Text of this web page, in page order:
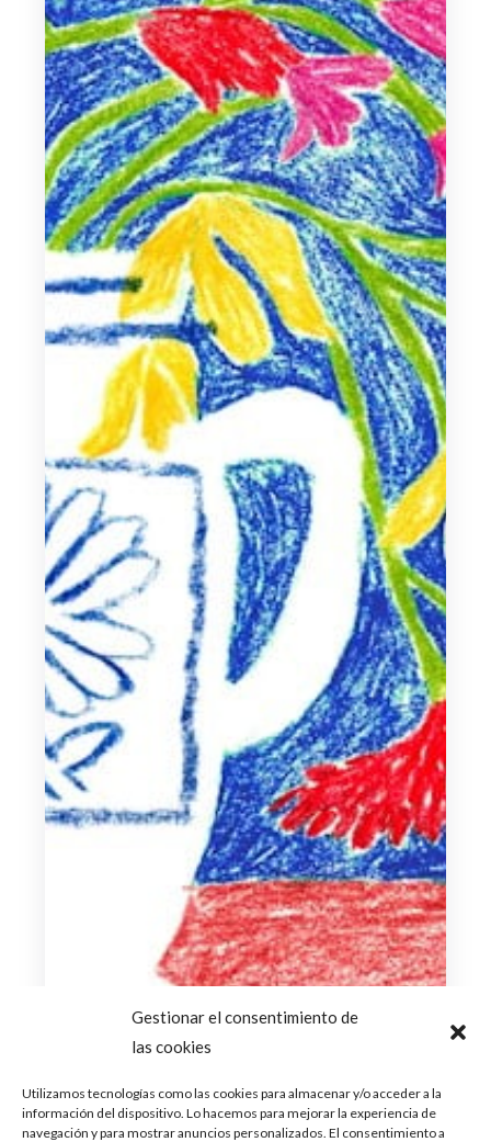
Gestionar el consentimiento de
las cookies
Utilizamos tecnologías como las cookies para almacenar y/o acceder a la
información del dispositivo. Lo hacemos para mejorar la experiencia de
navegación y para mostrar anuncios personalizados. El consentimiento a